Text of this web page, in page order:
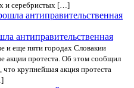
и серебристых […]
антиправительственная
и еще пяти городах Словакии
акции протеста. Об этом сообщил
что крупнейшая акция протеста